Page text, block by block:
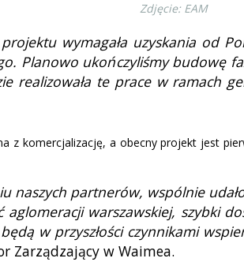
Zdjęcie: EAM
wymagała uzyskania od
Planowo ukończyliśmy budowę
realizowała te prace w ramach
z komercjalizację, a obecny projekt jest
naszych partnerów, wspólnie
aglomeracji warszawskiej, szybki
w przyszłości czynnikami
Zarządzający w Waimea.